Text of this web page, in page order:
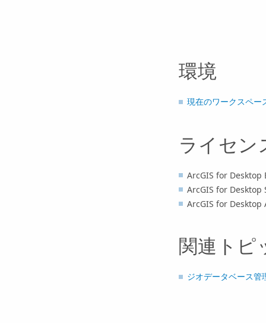
環境
現在のワークスペー
ライセン
ArcGIS for Desktop
ArcGIS for Desktop
ArcGIS for Desktop
関連トピ
ジオデータベース管